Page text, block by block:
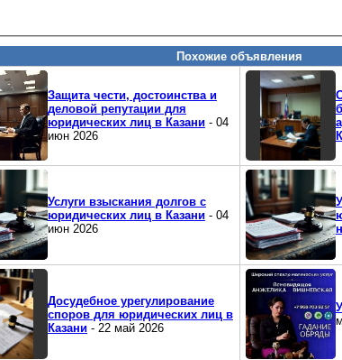
Похожие объявления
Защита чести, достоинства и
деловой репутации для
юридических лиц в Казани- 04
июн 2026
Услуги взыскания долгов с
юридических лиц в Казани- 04
июн 2026
Досудебное урегулирование
споров для юридических лиц в
Казани- 22 май 2026